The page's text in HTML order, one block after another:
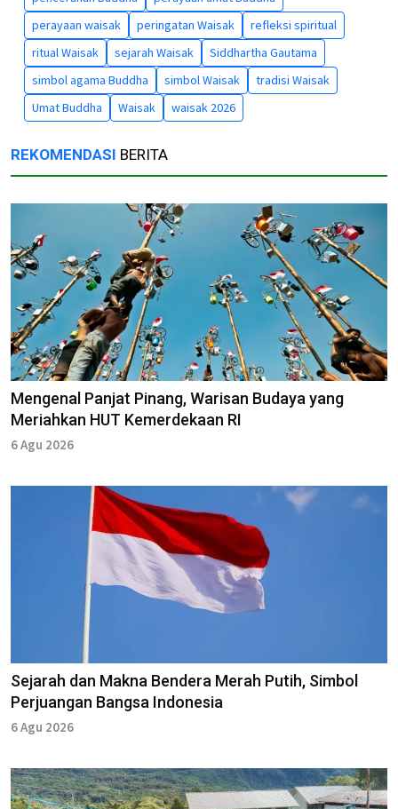
perayaan waisak
peringatan Waisak
refleksi spiritual
ritual Waisak
sejarah Waisak
Siddhartha Gautama
simbol agama Buddha
simbol Waisak
tradisi Waisak
Umat Buddha
Waisak waisak 2026
REKOMENDASI BERITA
Mengenal Panjat Pinang, Warisan Budaya yang
Meriahkan HUT Kemerdekaan RI
6 Agu 2026
Sejarah dan Makna Bendera Merah Putih, Simbol
Perjuangan Bangsa Indonesia
6 Agu 2026